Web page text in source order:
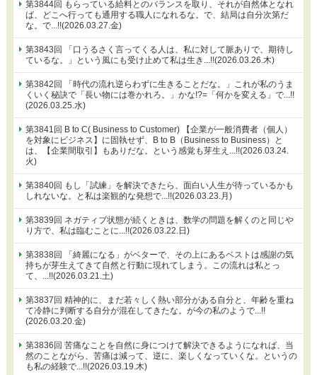
第3844回 もらっている給料とのバランスを取り、それが自然体となれ
ば、どこへ行っても通用する職人になれるな。で、結局は自分次第だ
な。で...!!(2026.03.27.金)
第3843回 「口うるさく言ってくる人は、私に対して脈ありで、期待し
ているな。」という風にも受け止めて私は生き...!!(2026.03.26.木)
第3842回 「時代の流れ逆らわずに生きることだな。」これが私のうま
くいく秘訣で「長い物には巻かれろ。」かな!?=「何かを変える」で...!!
(2026.03.25.水)
第3841回 B to C( Business to Customer) 【企業が一般消費者（個人）
を対象にビジネス】に固執せず、B to B（Business to Business）と
は、【企業間取引】もありだな。という感覚も芽生え...!!(2026.03.24.
火)
第3840回 もし「試練」を解決できたら、面白い人生が待っているかも
しれないな。と私は楽観的な発想で...!!(2026.03.23.月)
第3839回 ネガティブ状態が続くときは、数学の問題を解くのと同じや
り方で、私は臨むことに...!!(2026.03.22.日)
第3838回 「綺麗になる」がベターで、その上にあるベストは感謝の気
持ちが芽生えてきて自然と行動に現れてしまう。この流れは私とっ
て、...!!(2026.03.21.土)
第3837回 精神的に、まだ若々しく熱い部分がある自分と、年齢を重ね
て冷静に判断する自分が混在してきたな。が今の私のようで...!!
(2026.03.20.金)
第3836回 苦痛なことを自然に身につけて解決できるようになれば、当
然のことながら、苦痛は減って、逆に、楽しくなっていくな。というの
も私の経験で...!!(2026.03.19.木)